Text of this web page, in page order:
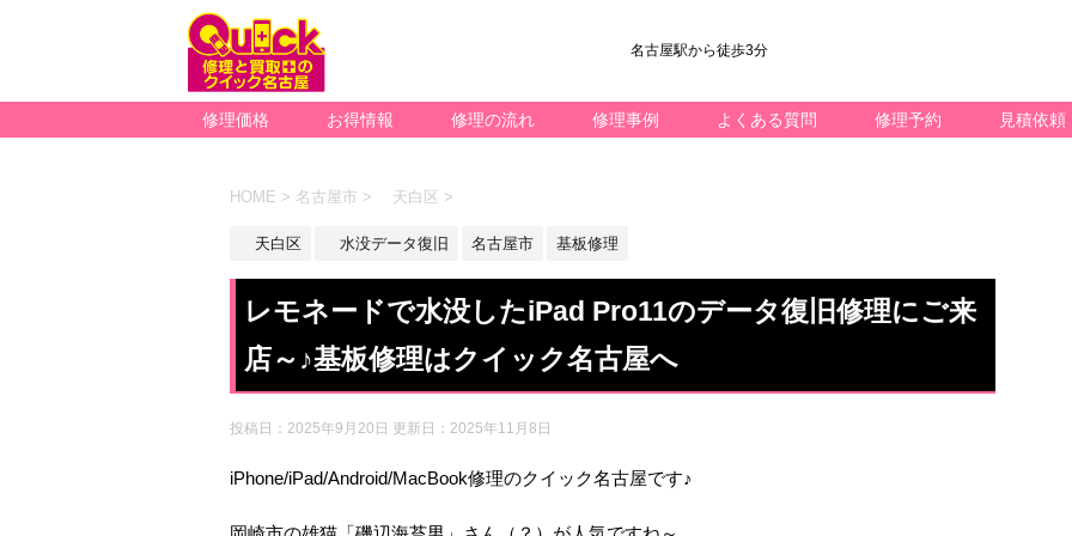
名古屋駅から徒歩3分
修理価格 お得情報 修理の流れ 修理事例 よくある質問 修理予約 見積依頼
HOME > 名古屋市 > 天白区 >
天白区 水没データ復旧 名古屋市 基板修理
レモネードで水没したiPad Pro11のデータ復旧修理にご来
店～♪基板修理はクイック名古屋へ
投稿日：2025年9月20日 更新日： 2025年11月8日
iPhone/iPad/Android/MacBook修理のクイック名古屋です♪